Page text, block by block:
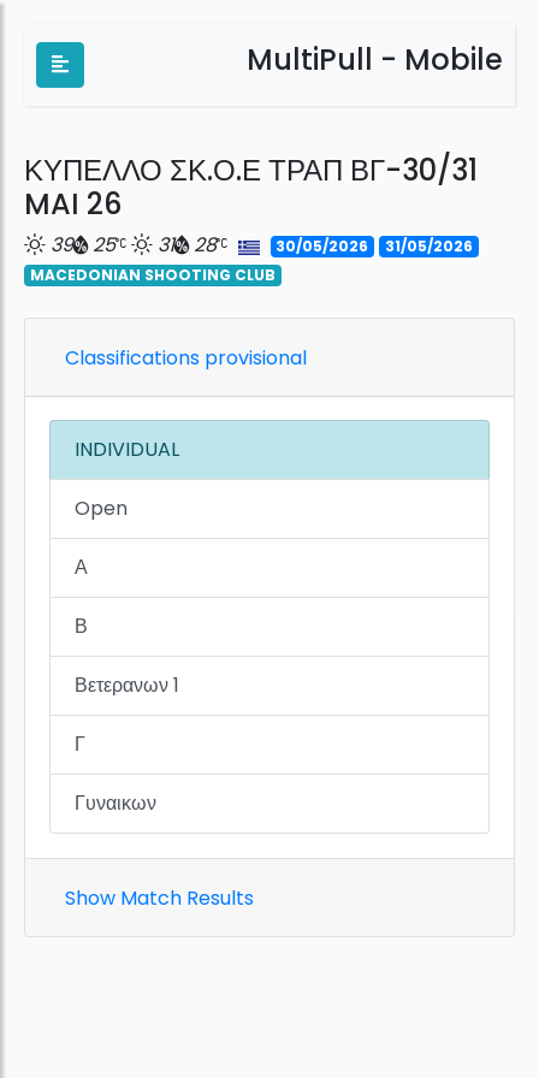
MultiPull - Mobile
ΚΥΠΕΛΛΟ ΣΚ.Ο.Ε ΤΡΑΠ ΒΓ-30/31
MAI 26
39 25 31 28 30/05/2026
31/05/2026
MACEDONIAN SHOOTING CLUB
Classifications provisional
INDIVIDUAL
Open
Α
Β
Βετερανων 1
Γ
Γυναικων
Show Match Results